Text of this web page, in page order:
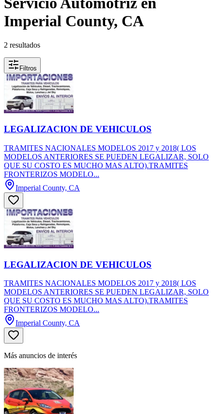
Imperial County, CA
2 resultados
Filtros
LEGALIZACION DE VEHICULOS
TRAMITES NACIONALES MODELOS 2017 y 2018( LOS
MODELOS ANTERIORES SE PUEDEN LEGALIZAR, SOLO
QUE SU COSTO ES MUCHO MAS ALTO).TRAMITES
FRONTERIZOS MODELO...
Imperial County, CA
LEGALIZACION DE VEHICULOS
TRAMITES NACIONALES MODELOS 2017 y 2018( LOS
MODELOS ANTERIORES SE PUEDEN LEGALIZAR, SOLO
QUE SU COSTO ES MUCHO MAS ALTO).TRAMITES
FRONTERIZOS MODELO...
Imperial County, CA
Más anuncios de interés